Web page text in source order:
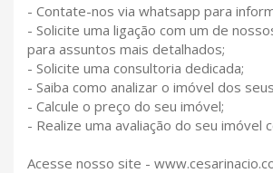
- Contate-nos via whatsapp para
- Solicite uma ligação com um de
para assuntos mais detalhados;
- Solicite uma consultoria dedicada;
- Saiba como analizar o imóvel dos
- Calcule o preço do seu imóvel;
- Realize uma avaliação do seu imóvel
Acesse nosso site -